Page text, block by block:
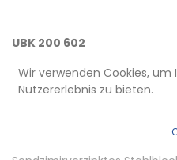
UBK 200 602
T-Verbinder
Wir verwenden Cookies, um
Nutzererlebnis zu bieten.